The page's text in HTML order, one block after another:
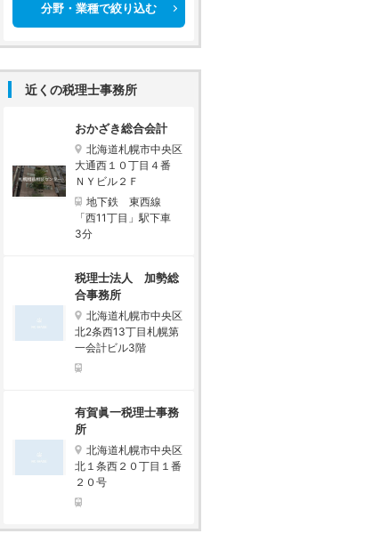
分野・業種で絞り込む
近くの税理士事務所
おかざき総合会計
北海道札幌市中央区
大通西１０丁目４番
ＮＹビル２Ｆ
地下鉄 東西線
「西11丁目」駅下車
3分
税理士法人 加勢総
合事務所
北海道札幌市中央区
北2条西13丁目札幌第
一会計ビル3階
有賀眞一税理士事務
所
北海道札幌市中央区
北１条西２０丁目１番
２０号